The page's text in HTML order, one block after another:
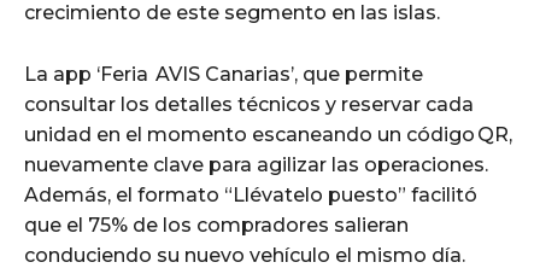
crecimiento de este segmento en las islas.
La app ‘Feria AVIS Canarias’, que permite
consultar los detalles técnicos y reservar cada
unidad en el momento escaneando un código QR,
nuevamente clave para agilizar las operaciones.
Además, el formato “Llévatelo puesto” facilitó
que el 75% de los compradores salieran
conduciendo su nuevo vehículo el mismo día.